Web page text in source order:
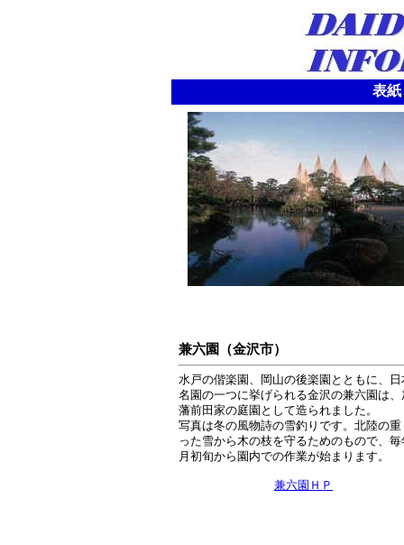
表
兼六園（金沢市）
水戸の偕楽園、岡山の後楽園とともに、日
名園の一つに挙げられる金沢の兼六園は、
藩前田家の庭園として造られました。
写真は冬の風物詩の雪釣りです。北陸の重
った雪から木の枝を守るためのもので、毎
月初旬から園内での作業が始まります。
兼六園ＨＰ